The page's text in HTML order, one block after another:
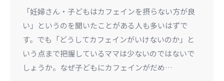
「妊婦さん・子どもはカフェインを摂らない方が良
い」というのを聞いたことがある人も多いはずで
す。でも「どうしてカフェインがいけないのか」と
いう点まで把握しているママは少ないのではないで
しょうか。なぜ子どもにカフェインがだめ…